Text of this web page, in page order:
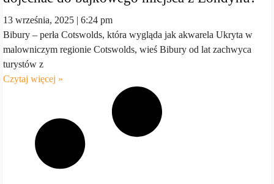
13 września, 2025
6:24 pm
Bibury – perła Cotswolds, która wygląda jak akwarela Ukryta w
malowniczym regionie Cotswolds, wieś Bibury od lat zachwyca
turystów z
Czytaj więcej »